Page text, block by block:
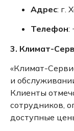
Адрес: г.
Телефон:
3. Климат-
«Климат-
и
Клиенты
сотрудников,
доступные